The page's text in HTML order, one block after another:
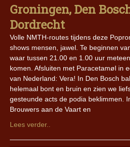
Groningen, Den
Dordrecht
Volle NMTH-routes tijdens deze
shows mensen, jawel. Te beginnen
waar tussen 21.00 en 1.00 uur
komen. Afsluiten met Paracetamøl in
van Nederland: Vera! In Den Bosch
helemaal bont en bruin en zien we
gesteunde acts de podia beklimmen.
Brouwers aan de Vaart en
Lees verder..